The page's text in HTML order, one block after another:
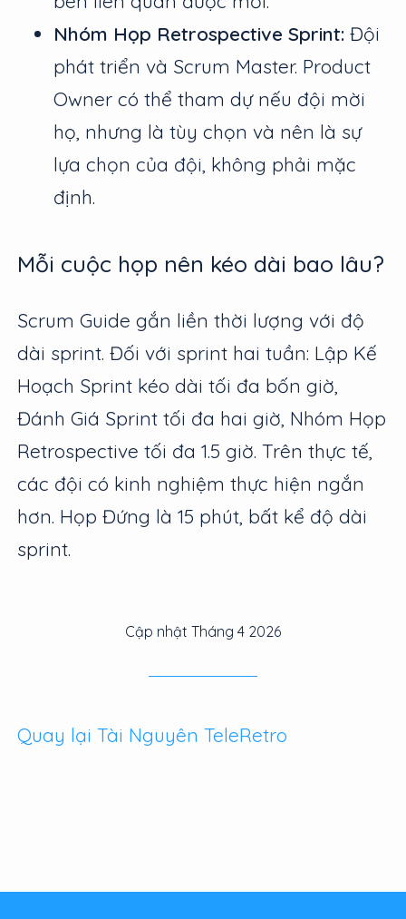
Nhóm Họp Retrospective Sprint: Đội
phát triển và Scrum Master. Product
Owner có thể tham dự nếu đội mời
họ, nhưng là tùy chọn và nên là sự
lựa chọn của đội, không phải mặc
định.
Mỗi cuộc họp nên kéo dài bao lâu?
Scrum Guide gắn liền thời lượng với độ
dài sprint. Đối với sprint hai tuần: Lập Kế
Hoạch Sprint kéo dài tối đa bốn giờ,
Đánh Giá Sprint tối đa hai giờ, Nhóm Họp
Retrospective tối đa 1.5 giờ. Trên thực tế,
các đội có kinh nghiệm thực hiện ngắn
hơn. Họp Đứng là 15 phút, bất kể độ dài
sprint.
Cập nhật Tháng 4 2026
Quay lại Tài Nguyên TeleRetro